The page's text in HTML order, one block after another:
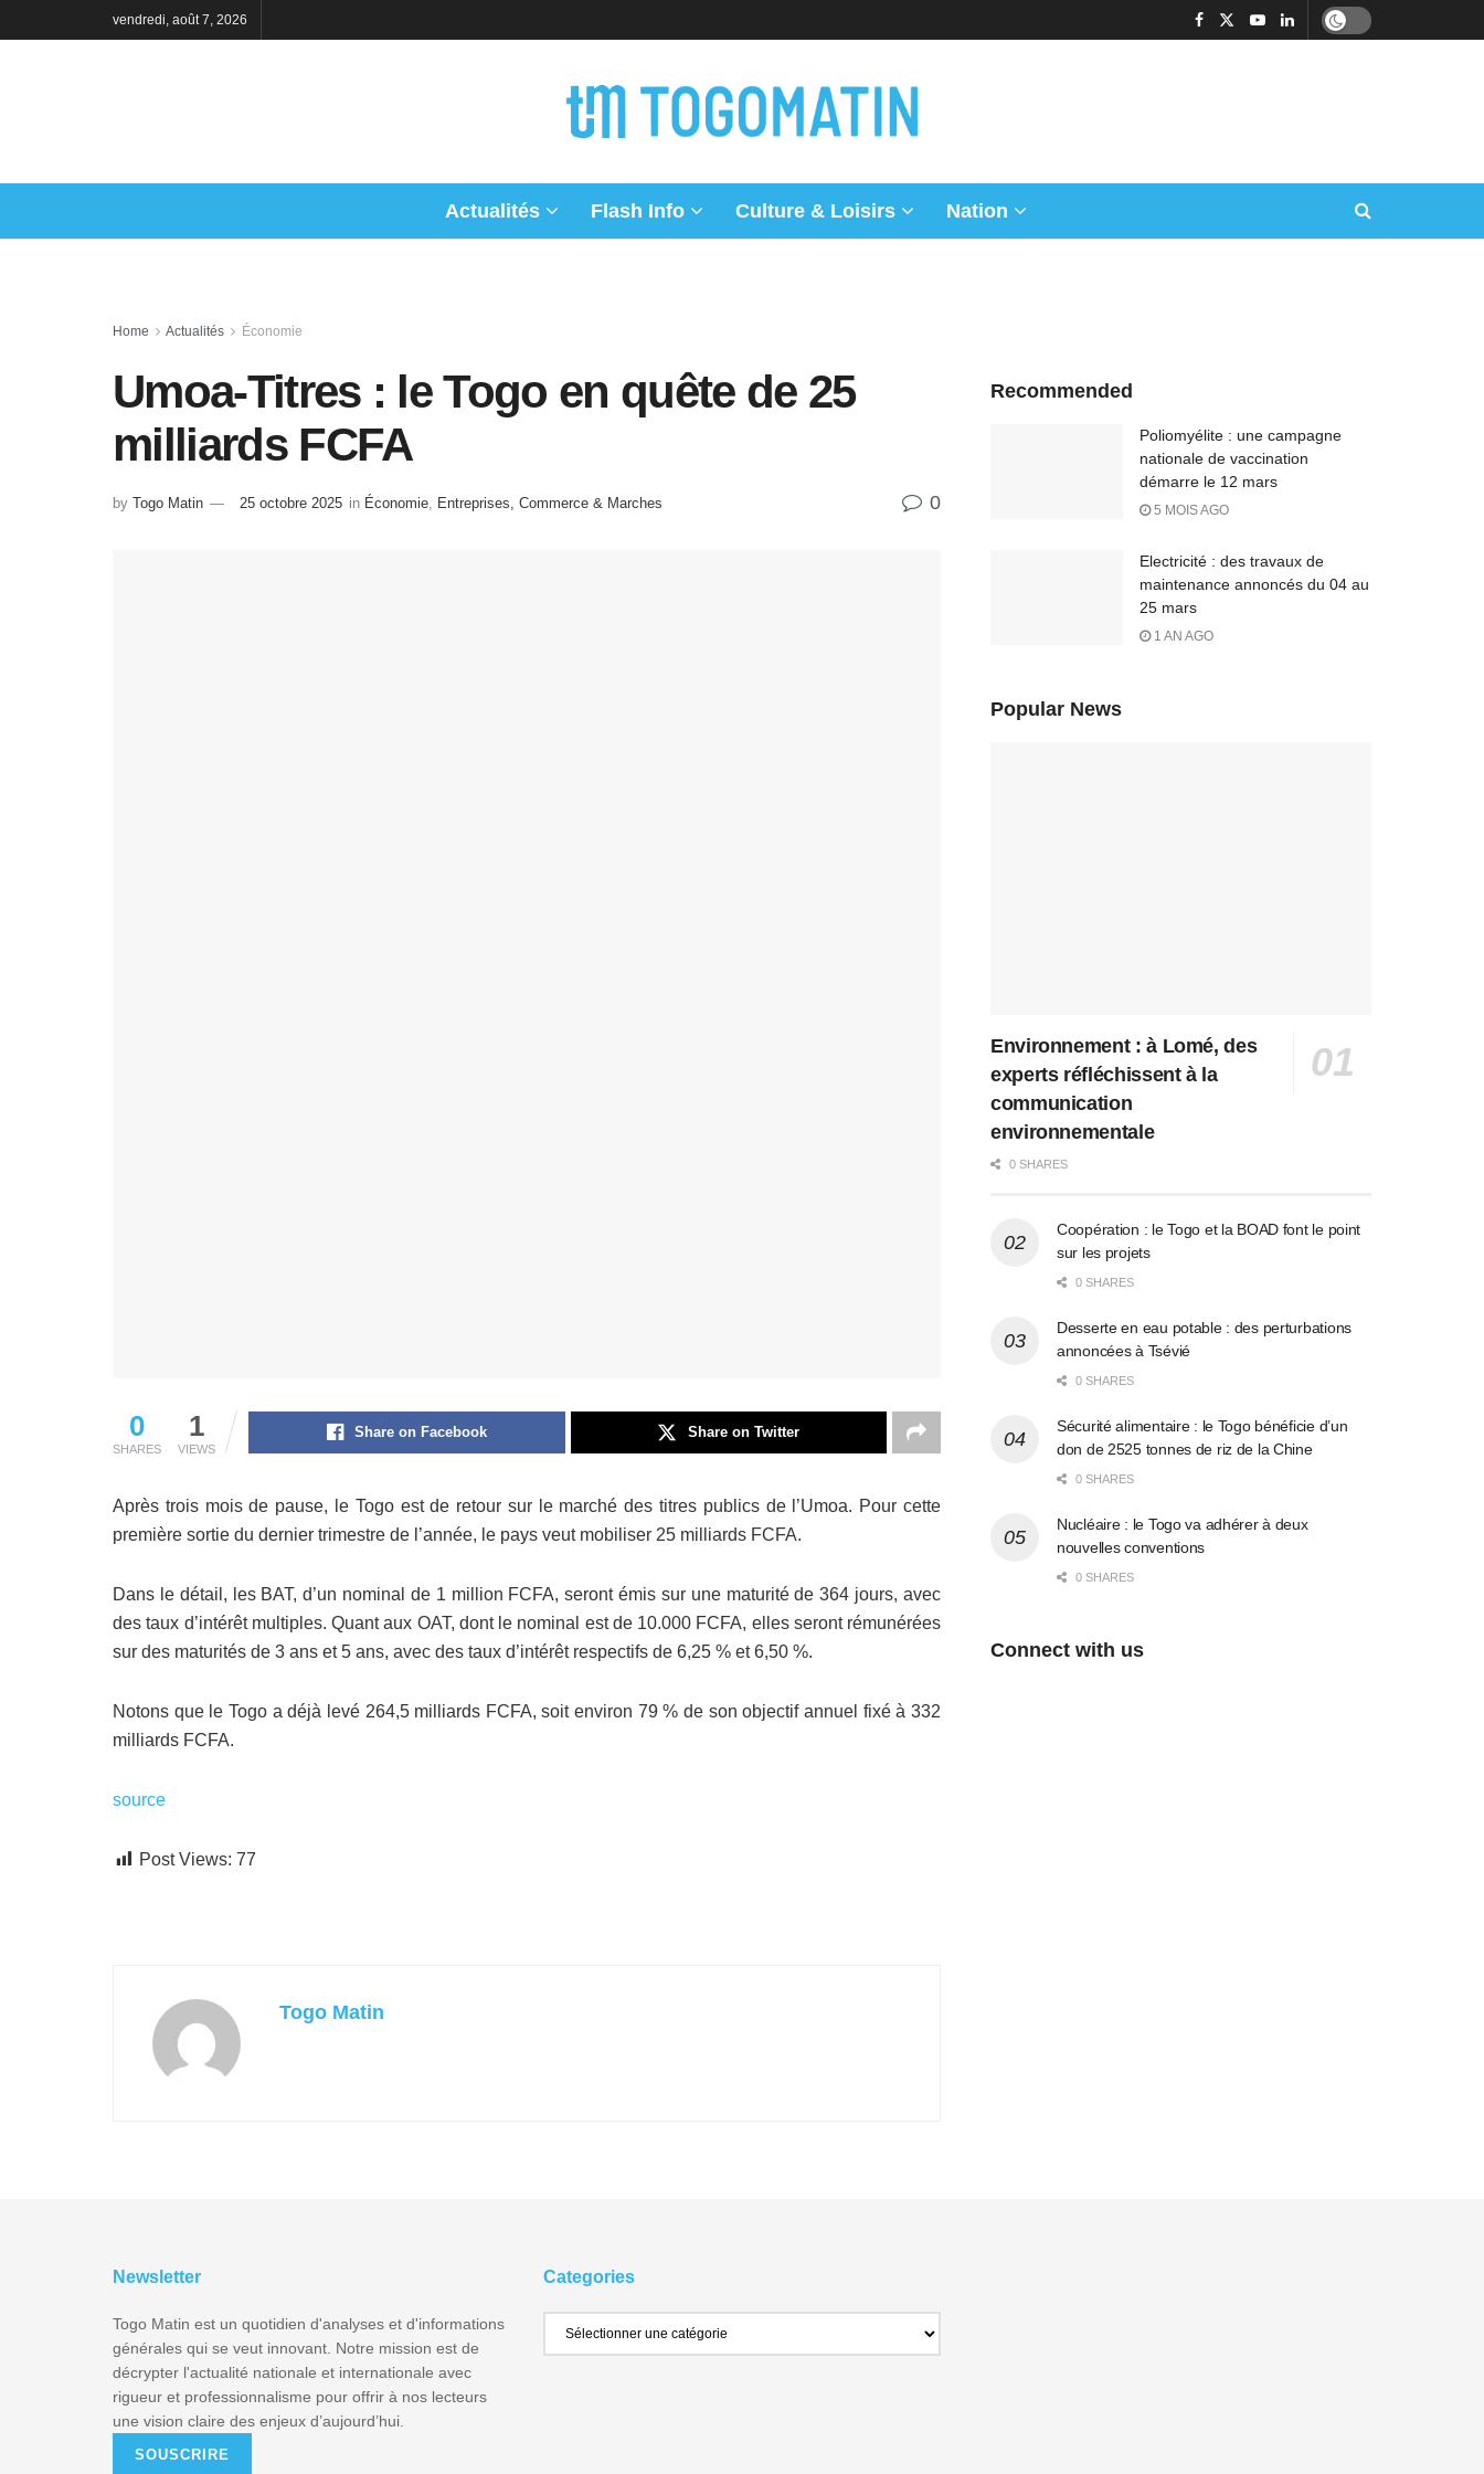
vendredi, août 7, 2026
Actualités Flash Info Culture & Loisirs Nation
Home Actualités Économie
Umoa-Titres : le Togo en quête de 25
milliards FCFA
by Togo Matin 25 octobre 2025 in Économie Entreprises, Commerce & Marches 0
0
SHARES
1
VIEWS
Share on Facebook Share on Twitter
Après trois mois de pause, le Togo est de retour sur le marché des titres publics de l’Umoa. Pour cette
première sortie du dernier trimestre de l’année, le pays veut mobiliser 25 milliards FCFA.
Dans le détail, les BAT, d’un nominal de 1 million FCFA, seront émis sur une maturité de 364 jours, avec
des taux d’intérêt multiples. Quant aux OAT, dont le nominal est de 10.000 FCFA, elles seront rémunérées
sur des maturités de 3 ans et 5 ans, avec des taux d’intérêt respectifs de 6,25 % et 6,50 %.
Notons que le Togo a déjà levé 264,5 milliards FCFA, soit environ 79 % de son objectif annuel fixé à 332
milliards FCFA.
source
Post Views: 77
Togo Matin
Recommended
Poliomyélite : une campagne
nationale de vaccination
démarre le 12 mars
5 MOIS AGO
Electricité : des travaux de
maintenance annoncés du 04 au
25 mars
1 AN AGO
Popular News
Environnement : à Lomé, des
experts réfléchissent à la
communication
environnementale
0 SHARES
Coopération : le Togo et la BOAD font le point
sur les projets
0 SHARES
Desserte en eau potable : des perturbations
annoncées à Tsévié
0 SHARES
Sécurité alimentaire : le Togo bénéficie d’un
don de 2525 tonnes de riz de la Chine
0 SHARES
Nucléaire : le Togo va adhérer à deux
nouvelles conventions
0 SHARES
Connect with us
Newsletter
Togo Matin est un quotidien d'analyses et d'informations
générales qui se veut innovant. Notre mission est de
décrypter l'actualité nationale et internationale avec
rigueur et professionnalisme pour offrir à nos lecteurs
une vision claire des enjeux d’aujourd’hui.
SOUSCRIRE
Categories